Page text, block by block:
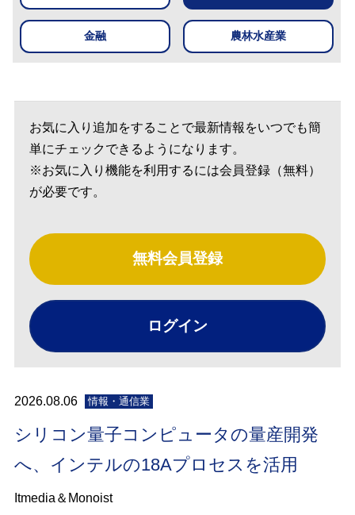
金融 農林水産業
お気に入り追加をすることで最新情報をいつでも簡
単にチェックできるようになります。
※お気に入り機能を利用するには会員登録（無料）
が必要です。
無料会員登録
ログイン
2026.08.06 情報・通信業
シリコン量子コンピュータの量産開発
へ、インテルの18Aプロセスを活用
Itmedia＆Monoist